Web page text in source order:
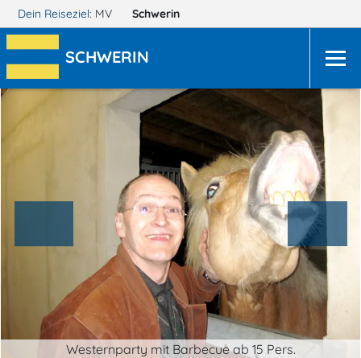
Dein Reiseziel: MV Schwerin
SCHWERIN
Westernparty mit Barbecue ab 15 Pers.